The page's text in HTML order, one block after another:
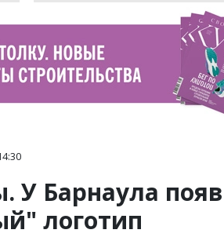
У Барнаула
логотип